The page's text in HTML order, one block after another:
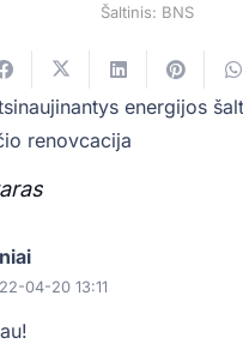
Šaltinis: BNS
energijos
renovcacija
04-20 13:11